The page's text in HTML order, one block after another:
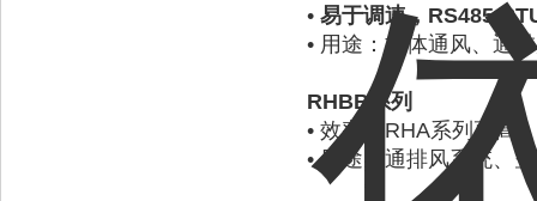
• 易于调速，RS485
• 用途：柜体通风、通
RHBB 系列
• 效率比RHA系列更高
•用途：通排风系统、